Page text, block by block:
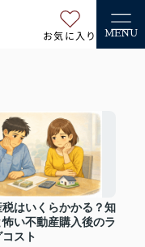
お気に入り MENU
税はいくらかかる？知
い不動産購入後のラ
スト